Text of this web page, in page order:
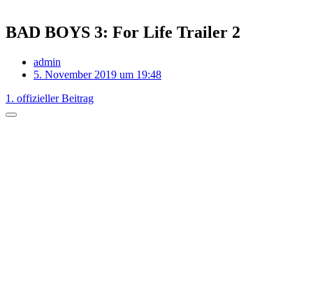
BAD BOYS 3: For Life Trailer 2
admin
5. November 2019 um 19:48
1. offizieller Beitrag